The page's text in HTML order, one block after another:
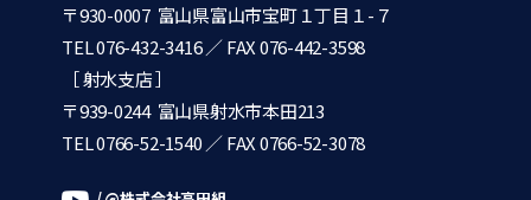
〒930-0007 富山県富山市宝町１丁目１-７
TEL 076-432-3416／ FAX 076-442-3598
［ 射水支店 ］
〒939-0244 富山県射水市本田213
TEL 0766-52-1540 ／ FAX 0766-52-3078